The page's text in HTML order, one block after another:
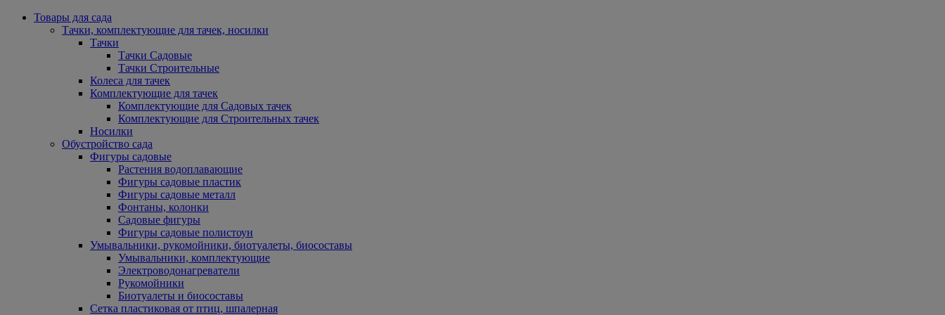
Товары для сада
Тачки, комплектующие для тачек, носилки
Тачки
Тачки Садовые
Тачки Строительные
Колеса для тачек
Комплектующие для тачек
Комплектующие для Садовых тачек
Комплектующие для Строительных тачек
Носилки
Обустройство сада
Фигуры садовые
Растения водоплавающие
Фигуры садовые пластик
Фигуры садовые металл
Фонтаны, колонки
Садовые фигуры
Фигуры садовые полистоун
Умывальники, рукомойники, биотуалеты, биосоставы
Умывальники, комплектующие
Электроводонагреватели
Рукомойники
Биотуалеты и биосоставы
Сетка пластиковая от птиц, шпалерная